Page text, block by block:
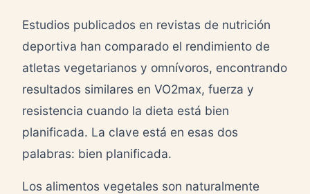
Estudios publicados en revistas de nutrición
deportiva han comparado el rendimiento de
atletas vegetarianos y omnívoros, encontrando
resultados similares en VO2max, fuerza y
resistencia cuando la dieta está bien
planificada. La clave está en esas dos
palabras: bien planificada.
Los alimentos vegetales son naturalmente